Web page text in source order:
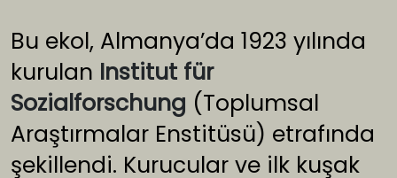
Bu ekol, Almanya’da 1923 yılında
kurulan Institut für
Sozialforschung (Toplumsal
Araştırmalar Enstitüsü) etrafında
şekillendi. Kurucular ve ilk kuşak